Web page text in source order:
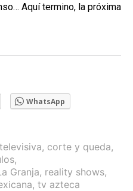
Aquí termino, la próxima
WhatsApp
, corte y queda,
,
Granja, reality shows,
, tv azteca